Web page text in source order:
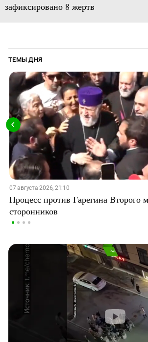
зафиксировано 8 жертв
ТЕМЫ ДНЯ
07 августа 2026, 21:10
Процесс против Гарегина Второго
сторонников